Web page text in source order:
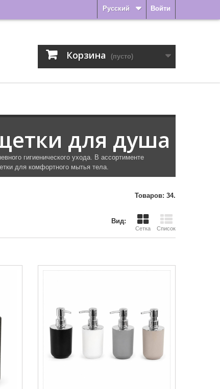
Войти
Русский
Корзина (пусто)
для душа
гигиенического ухода. В ассортименте
для комфортного мытья тела.
Товаров: 34.
Вид:
Сетка Список